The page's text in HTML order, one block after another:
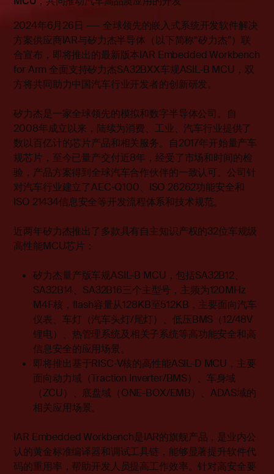
2024年6月26日 —— 全球领先的嵌入式系统开发软件解决
方案供应商IAR与矽力杰半导体（以下简称“矽力杰”）联
合宣布，即将推出的最新版本IAR Embedded Workbench
for Arm 全面支持矽力杰SA32BXX车规ASIL-B MCU，双
方将共同助力中国汽车行业开发者的创新研发。
矽力杰是一家全球领先的模拟和数字半导体公司。自
2008年成立以来，陆续为消费、工业、汽车行业提供了
数以百亿计的芯片产品和相关服务。自2017年开始量产车
规芯片，至今已量产交付近8年，经受了市场和时间的检
验，产品方案得到全球汽车合作伙伴的一致认可。公司针
对汽车行业建立了AEC-Q100、ISO 26262功能安全和
ISO 21434信息安全等开发流程体系和技术规范。
近两年矽力杰推出了多款具有自主知识产权的32位车规级
高性能MCU芯片：
矽力杰量产版车规ASIL-B MCU，包括SA32B12、
SA32B14、SA32B16三个主型号，主频为120MHz
M4F核，flash容量从128KB至512KB，主要面向汽车
仪表、车灯（汽车头灯/尾灯）、低压BMS（12/48V
锂电）、热管理系统及相关子系统等高功能安全和高
信息安全的应用场景。
即将推出基于RISC-V核的高性能ASIL-D MCU，主要
面向动力域（Traction Inverter/BMS）、车身域
（ZCU）、底盘域（ONE-BOX/EMB）、ADAS域的
相关应用场景。
IAR Embedded Workbench是IAR的旗舰产品，是业内公
认的黄金标准编译器和调试工具链，能够显著提升软件代
码的重用率，帮助开发人员提高工作效率。针对高安全要